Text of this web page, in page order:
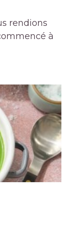
rendions
à